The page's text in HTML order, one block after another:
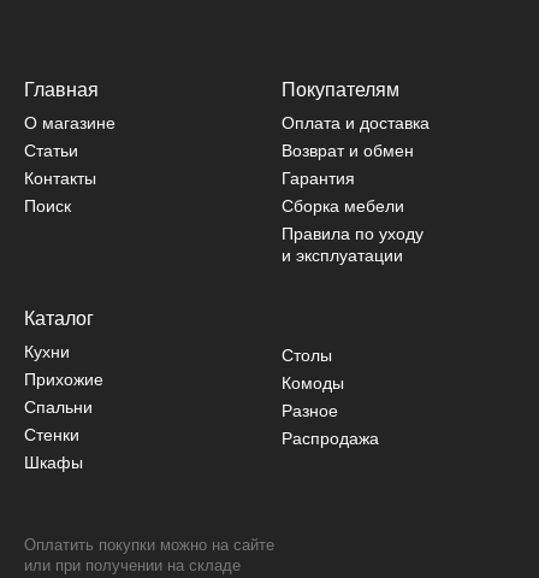
Главная
О магазине
Статьи
Контакты
Поиск
Покупателям
Оплата и доставка
Возврат и обмен
Гарантия
Сборка мебели
Каталог
Кухни
Прихожие
Спальни
Стенки
Шкафы
Столы
Комоды
Разное
Распродажа
Оплатить покупки можно на сайте
или при получении на складе
Правила по уходу
и эксплуатации